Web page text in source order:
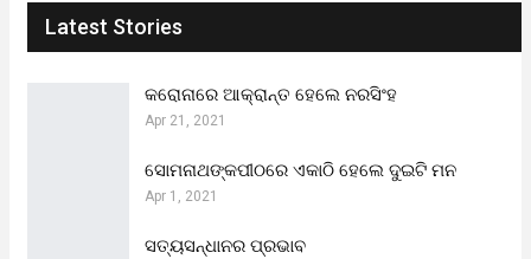
Latest Stories
କରୋନାରେ ଆକ୍ରାନ୍ତ ହେଲେ ନରସିଂହ
Apr 21, 2021
ସୋମନାଥଙ୍କପୀଠରେ ଏକାଠି ହେଲେ ଦୁଇଟି ମନ
Apr 1, 2021
ସତ୍ୟସନ୍ଧାନର ପ୍ରଭାବ